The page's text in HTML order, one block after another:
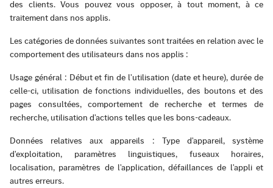
des clients. Vous pouvez vous opposer, à tout moment, à ce
traitement dans nos applis.
Les catégories de données suivantes sont traitées en relation avec le
comportement des utilisateurs dans nos applis :
Usage général : Début et fin de l'utilisation (date et heure), durée de
celle-ci, utilisation de fonctions individuelles, des boutons et des
pages consultées, comportement de recherche et termes de
recherche, utilisation d'actions telles que les bons-cadeaux.
Données relatives aux appareils : Type d'appareil, système
d'exploitation, paramètres linguistiques, fuseaux horaires,
localisation, paramètres de l'application, défaillances de l'appli et
autres erreurs.